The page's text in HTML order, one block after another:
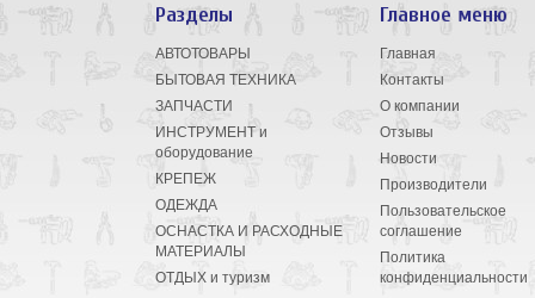
Разделы
АВТОТОВАРЫ
БЫТОВАЯ ТЕХНИКА
ЗАПЧАСТИ
ИНСТРУМЕНТ и
оборудование
КРЕПЕЖ
ОДЕЖДА
ОСНАСТКА И РАСХОДНЫЕ
МАТЕРИАЛЫ
ОТДЫХ и туризм
Главное меню
Главная
Контакты
О компании
Отзывы
Новости
Производители
Пользовательское
соглашение
Политика
конфиденциальности